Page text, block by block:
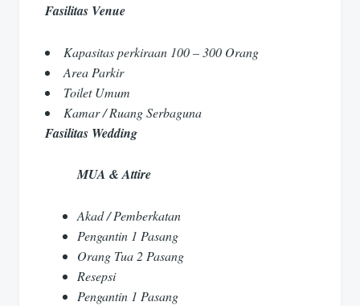
Fasilitas Venue
Kapasitas perkiraan 100 – 300 Orang
Area Parkir
Toilet Umum
Kamar / Ruang Serbaguna
Fasilitas Wedding
MUA & Attire
Akad / Pemberkatan
Pengantin 1 Pasang
Orang Tua 2 Pasang
Resepsi
Pengantin 1 Pasang